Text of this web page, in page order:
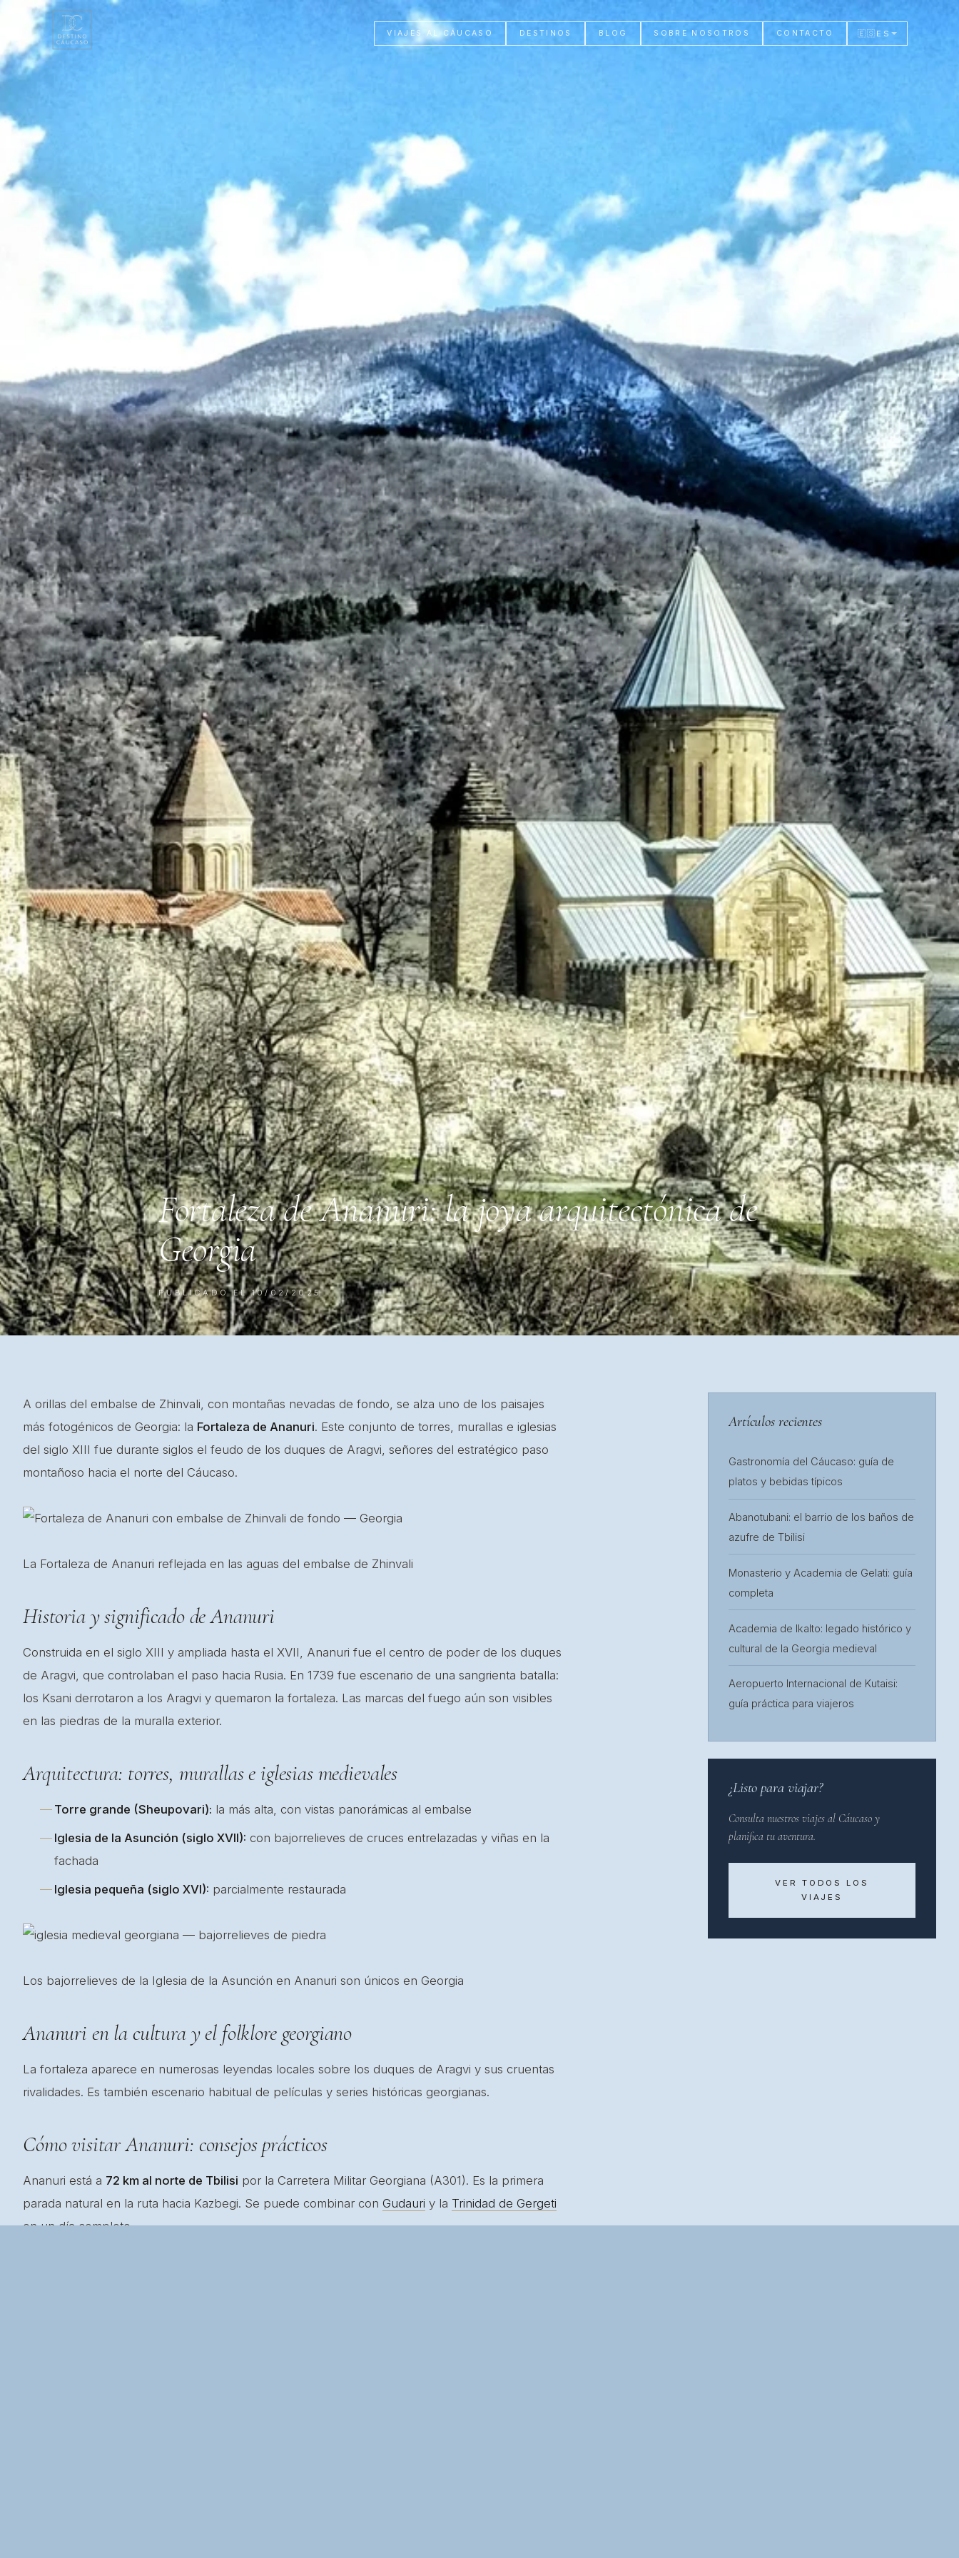
VIAJES AL CÁUCASO DESTINOS BLOG SOBRE NOSOTROS CONTACTO 🇪🇸 ES
Fortaleza de Ananuri: la joya arquitectónica de
Georgia
PUBLICADO EL 10/02/2025
A orillas del embalse de Zhinvali, con montañas nevadas de fondo, se alza uno de los paisajes
más fotogénicos de Georgia: la Fortaleza de Ananuri. Este conjunto de torres, murallas e iglesias
del siglo XIII fue durante siglos el feudo de los duques de Aragvi, señores del estratégico paso
montañoso hacia el norte del Cáucaso.
La Fortaleza de Ananuri reflejada en las aguas del embalse de Zhinvali
Historia y significado de Ananuri
Construida en el siglo XIII y ampliada hasta el XVII, Ananuri fue el centro de poder de los duques
de Aragvi, que controlaban el paso hacia Rusia. En 1739 fue escenario de una sangrienta batalla:
los Ksani derrotaron a los Aragvi y quemaron la fortaleza. Las marcas del fuego aún son visibles
en las piedras de la muralla exterior.
Arquitectura: torres, murallas e iglesias medievales
Torre grande (Sheupovari): la más alta, con vistas panorámicas al embalse
Iglesia de la Asunción (siglo XVII): con bajorrelieves de cruces entrelazadas y viñas en la
fachada
Iglesia pequeña (siglo XVI): parcialmente restaurada
Los bajorrelieves de la Iglesia de la Asunción en Ananuri son únicos en Georgia
Ananuri en la cultura y el folklore georgiano
La fortaleza aparece en numerosas leyendas locales sobre los duques de Aragvi y sus cruentas
rivalidades. Es también escenario habitual de películas y series históricas georgianas.
Cómo visitar Ananuri: consejos prácticos
Ananuri está a 72 km al norte de Tbilisi por la Carretera Militar Georgiana (A301). Es la primera
parada natural en la ruta hacia Kazbegi. Se puede combinar con Gudauri y la Trinidad de Gergeti
en un día completo.
Artículos recientes
Gastronomía del Cáucaso: guía de
platos y bebidas típicos
Abanotubani: el barrio de los baños de
azufre de Tbilisi
Monasterio y Academia de Gelati: guía
completa
Academia de Ikalto: legado histórico y
cultural de la Georgia medieval
Aeropuerto Internacional de Kutaisi:
guía práctica para viajeros
¿Listo para viajar?
Consulta nuestros viajes al Cáucaso y
planifica tu aventura.
VER TODOS LOS
VIAJES